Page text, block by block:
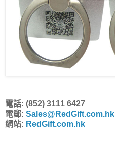
電話: (852) 3111 6427
電郵: Sales@RedGift.com.hk
網站: RedGift.com.hk